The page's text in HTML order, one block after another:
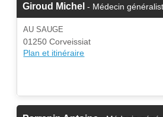
Giroud Michel - Médecin
AU SAUGE
01250 Corveissiat
Plan et itinéraire